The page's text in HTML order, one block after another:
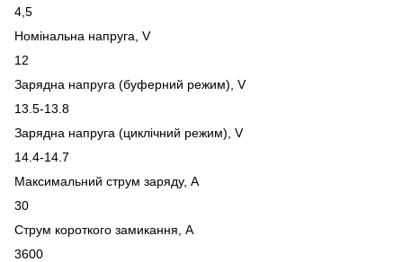
4,5
Номінальна напруга, V
12
Зарядна напруга (буферний режим), V
13.5-13.8
Зарядна напруга (циклічний режим), V
14.4-14.7
Максимальний струм заряду, A
30
Струм короткого замикання, A
3600